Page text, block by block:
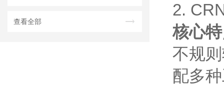
查看全部
2.
核心
不规
配多